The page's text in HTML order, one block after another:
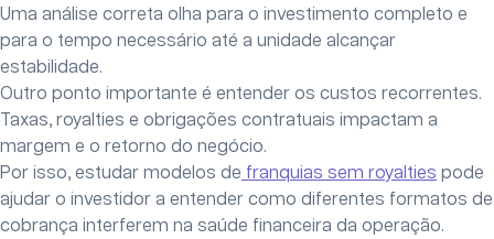
Uma análise correta olha para o investimento completo e
para o tempo necessário até a unidade alcançar
estabilidade.
Outro ponto importante é entender os custos recorrentes.
Taxas, royalties e obrigações contratuais impactam a
margem e o retorno do negócio.
Por isso, estudar modelos de franquias sem royalties pode
ajudar o investidor a entender como diferentes formatos de
cobrança interferem na saúde financeira da operação.